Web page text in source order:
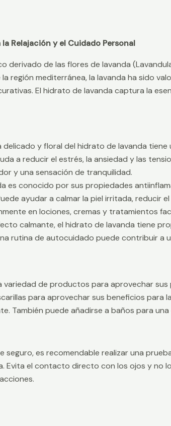
Relajación y el Cuidado Personal
derivado de las flores de lavanda
región mediterránea, la lavanda ha sido
El hidrato de lavanda captura la
delicado y floral del hidrato de lavanda
a reducir el estrés, la ansiedad y las
y una sensación de tranquilidad.
es conocido por sus propiedades
ayudar a calmar la piel irritada, reducir
en lociones, cremas y tratamientos
calmante, el hidrato de lavanda tiene
rutina de autocuidado puede contribuir a
variedad de productos para aprovechar
para aprovechar sus beneficios para
También puede añadirse a baños para
seguro, es recomendable realizar una
Evita el contacto directo con los ojos y no